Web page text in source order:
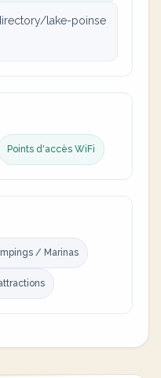
lake-poinse
Points d'accès WiFi
/ Marinas